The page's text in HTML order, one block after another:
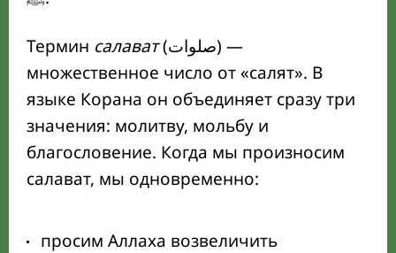
Термин салават(صلوات) —
множественное число от «салят». В
языке Корана он объединяет сразу три
значения: молитву, мольбу и
благословение. Когда мы произносим
салават, мы одновременно:
просим Аллаха возвеличить